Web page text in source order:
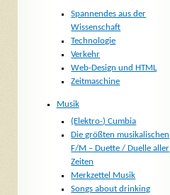
Spannendes aus der
Wissenschaft
Technologie
Verkehr
Web-Design und HTML
Zeitmaschine
Musik
(Elektro-) Cumbia
Die größten musikalischen
F/M – Duette / Duelle aller
Zeiten
Merkzettel Musik
Songs about drinking